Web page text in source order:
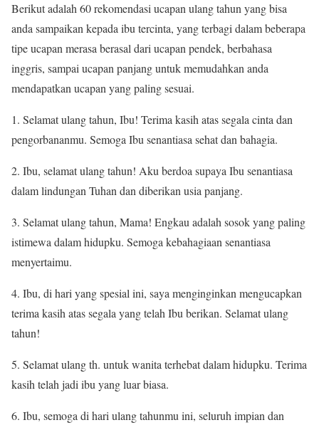
Berikut adalah 60 rekomendasi ucapan ulang tahun yang bisa
anda sampaikan kepada ibu tercinta, yang terbagi dalam beberapa
tipe ucapan merasa berasal dari ucapan pendek, berbahasa
inggris, sampai ucapan panjang untuk memudahkan anda
mendapatkan ucapan yang paling sesuai.
1. Selamat ulang tahun, Ibu! Terima kasih atas segala cinta dan
pengorbananmu. Semoga Ibu senantiasa sehat dan bahagia.
2. Ibu, selamat ulang tahun! Aku berdoa supaya Ibu senantiasa
dalam lindungan Tuhan dan diberikan usia panjang.
3. Selamat ulang tahun, Mama! Engkau adalah sosok yang paling
istimewa dalam hidupku. Semoga kebahagiaan senantiasa
menyertaimu.
4. Ibu, di hari yang spesial ini, saya menginginkan mengucapkan
terima kasih atas segala yang telah Ibu berikan. Selamat ulang
tahun!
5. Selamat ulang th. untuk wanita terhebat dalam hidupku. Terima
kasih telah jadi ibu yang luar biasa.
6. Ibu, semoga di hari ulang tahunmu ini, seluruh impian dan